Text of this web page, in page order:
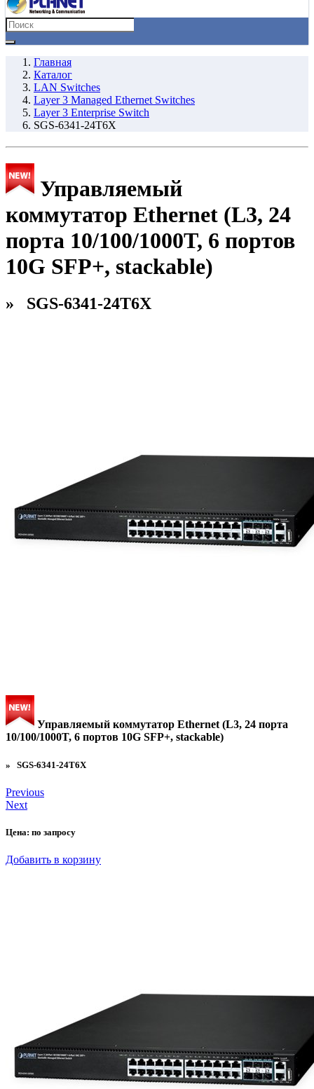
Главная
Каталог
LAN Switches
Layer 3 Managed Ethernet Switches
Layer 3 Enterprise Switch
SGS-6341-24T6X
Управляемый
коммутатор Ethernet (L3, 24
порта 10/100/1000T, 6 портов
10G SFP+, stackable)
» SGS-6341-24T6X
Управляемый коммутатор Ethernet (L3, 24 порта
10/100/1000T, 6 портов 10G SFP+, stackable)
» SGS-6341-24T6X
Previous
Next
Цена: по запросу
Добавить в корзину